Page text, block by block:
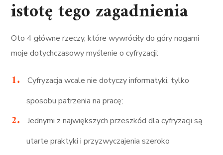
istotę tego zagadnienia
Oto 4 główne rzeczy, które wywróciły do góry nogami
moje dotychczasowy myślenie o cyfryzacji:
Cyfryzacja wcale nie dotyczy informatyki, tylko
sposobu patrzenia na pracę;
Jednymi z największych przeszkód dla cyfryzacji są
utarte praktyki i przyzwyczajenia szeroko